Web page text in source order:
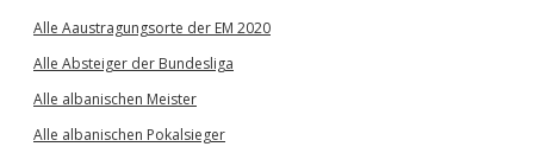
Alle Aaustragungsorte der EM 2020
Alle Absteiger der Bundesliga
Alle albanischen Meister
Alle albanischen Pokalsieger